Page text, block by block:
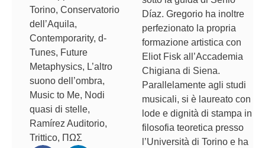
Díaz. Gregorio ha inoltre
perfezionato la propria
formazione artistica con
Eliot Fisk all’Accademia
Chigiana di Siena.
Parallelamente agli studi
musicali, si è laureato con
lode e dignità di stampa in
filosofia teoretica presso
l’Università di Torino e ha
Torino, Conservatorio
dell’Aquila,
Contemporarity, d-
Tunes, Future
Metaphysics, L’altro
suono dell’ombra,
Music to Me, Nodi
quasi di stelle,
Ramírez Auditorio,
Trittico, ΠΩΣ